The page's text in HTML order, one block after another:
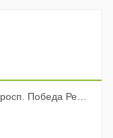
Революции, 118